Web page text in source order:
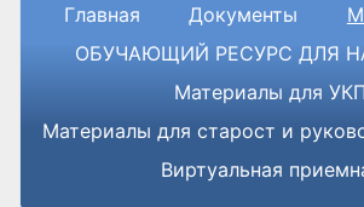
Главная Документы
ОБУЧАЮЩИЙ РЕСУРС ДЛЯ
Материалы для УКП
Материалы для старост и
Виртуальная